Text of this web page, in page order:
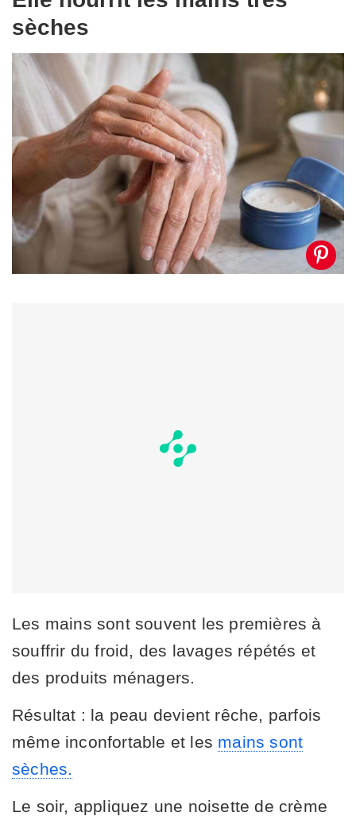
sèches
Les mains sont souvent les premières à
souffrir du froid, des lavages répétés et
des produits ménagers.
Résultat : la peau devient rêche, parfois
même inconfortable et les mains sont
sèches.
Le soir, appliquez une noisette de crème